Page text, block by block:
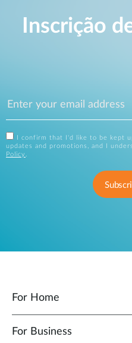
Inscrição
I confirm that I'd like to be kept
updates and promotions, and I
Policy
For Home
For Business